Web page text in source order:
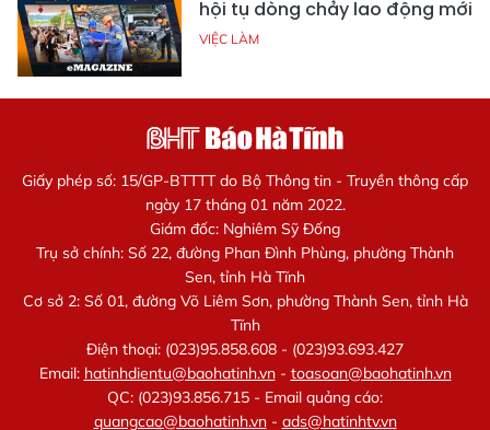
hội tụ dòng chảy lao động mới
VIỆC LÀM
Giấy phép số: 15/GP-BTTTT do Bộ Thông tin - Truyền thông cấp
ngày 17 tháng 01 năm 2022.
Giám đốc: Nghiêm Sỹ Đống
Trụ sở chính: Số 22, đường Phan Đình Phùng, phường Thành
Sen, tỉnh Hà Tĩnh
Cơ sở 2: Số 01, đường Võ Liêm Sơn, phường Thành Sen, tỉnh Hà
Tĩnh
Điện thoại: (023)95.858.608 - (023)93.693.427
Email: hatinhdientu@baohatinh.vn- toasoan@baohatinh.vn
QC: (023)93.856.715 - Email quảng cáo:
quangcao@baohatinh.vn- ads@hatinhtv.vn